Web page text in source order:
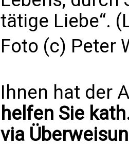
tätige Liebe“.
Foto (c) Peter
Ihnen hat der
helfen Sie
via